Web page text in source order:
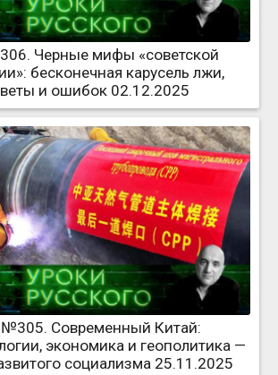
Черные мифы «советской
бесконечная карусель лжи,
и ошибок 02.12.2025
Современный Китай:
экономика и геополитика —
социализма 25.11.2025